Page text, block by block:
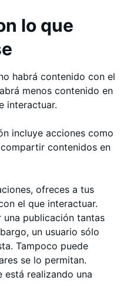
lo que
habrá contenido con el
menos contenido en
interactuar.
incluye acciones como
contenidos en
ofreces a tus
el que interactuar.
publicación tantas
un usuario sólo
Tampoco puede
se lo permitan.
está realizando una